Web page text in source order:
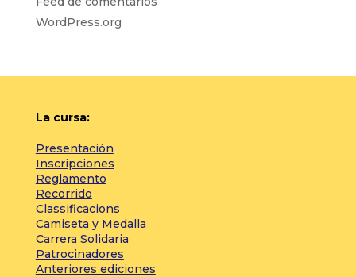
WordPress.org
La cursa:
Presentación
Inscripciones
Reglamento
Recorrido
Classificacions
Camiseta y Medalla
Carrera Solidaria
Patrocinadores
Anteriores ediciones